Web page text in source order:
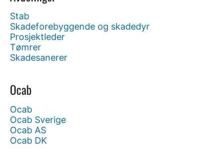
Stab
Skadeforebyggende og skadedyr
Prosjektleder
Tømrer
Skadesanerer
Ocab
Ocab
Ocab Sverige
Ocab AS
Ocab DK